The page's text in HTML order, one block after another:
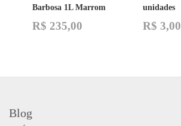
Barbosa 1L Marrom
R$ 235,00
unidades
R$ 3,00
Blog